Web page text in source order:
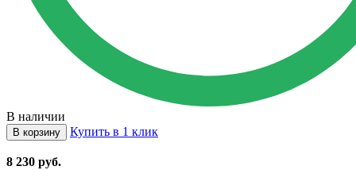
В наличии
В корзину Купить в 1 клик
8 230 руб.